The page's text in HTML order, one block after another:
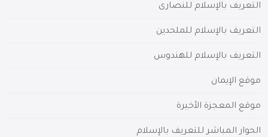
التعريف بالإسلام للنصارى
التعريف بالإسلام للملحدين
التعريف بالإسلام للهندوس
موقع الإيمان
موقع المعجزة الأخيرة
الحوار المباشر للتعريف بالإسلام